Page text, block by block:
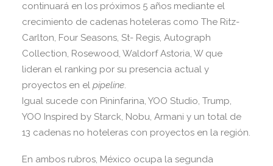
continuará en los próximos 5 años mediante el
crecimiento de cadenas hoteleras como The Ritz-
Carlton, Four Seasons, St- Regis, Autograph
Collection, Rosewood, Waldorf Astoria, W que
lideran el ranking por su presencia actual y
proyectos en el pipeline.
Igual sucede con Pininfarina, YOO Studio, Trump,
YOO Inspired by Starck, Nobu, Armani y un total de
13 cadenas no hoteleras con proyectos en la región.
En ambos rubros, México ocupa la segunda